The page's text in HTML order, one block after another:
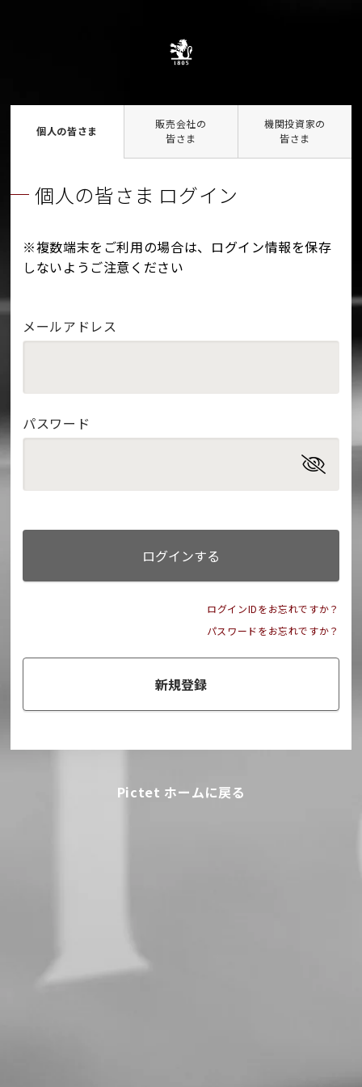
個人の皆さま
販売会社の
皆さま
機関投資家の
皆さま
個人の皆さま ログイン
※複数端末をご利用の場合は、ログイン情報を保存
しないようご注意ください
メールアドレス
パスワード
ログインする
ログインIDをお忘れですか？
パスワードをお忘れですか？
新規登録
Pictet ホームに戻る